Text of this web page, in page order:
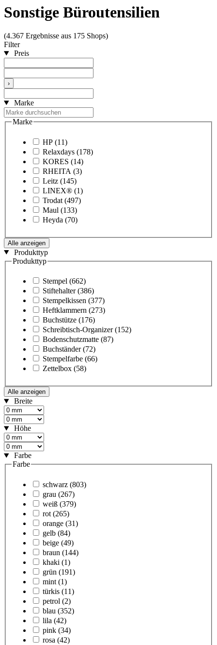
Sonstige Büroutensilien
(4.367 Ergebnisse aus 175 Shops)
Filter
Preis
›
Marke
Marke
HP (11)
Relaxdays (178)
KORES (14)
RHEITA (3)
Leitz (145)
LINEX® (1)
Trodat (497)
Maul (133)
Heyda (70)
Alle anzeigen
Produkttyp
Produkttyp
Stempel (662)
Stiftehalter (386)
Stempelkissen (377)
Heftklammern (273)
Buchstütze (176)
Schreibtisch-Organizer (152)
Bodenschutzmatte (87)
Buchständer (72)
Stempelfarbe (66)
Zettelbox (58)
Alle anzeigen
Breite
Höhe
Farbe
Farbe
schwarz (803)
grau (267)
weiß (379)
rot (265)
orange (31)
gelb (84)
beige (49)
braun (144)
khaki (1)
grün (191)
mint (1)
türkis (11)
petrol (2)
blau (352)
lila (42)
pink (34)
rosa (42)